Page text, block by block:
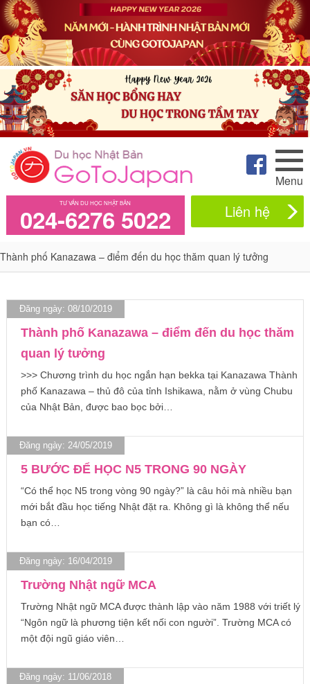
Menu
TƯ VẤN DU HỌC NHẬT BẢN
024-6276 5022 Liên hệ
Thành phố Kanazawa – điểm đến du học thăm quan lý tưởng
Đăng ngày: 08/10/2019
Thành phố Kanazawa – điểm đến du học thăm
quan lý tưởng
>>> Chương trình du học ngắn hạn bekka tại Kanazawa Thành
phố Kanazawa – thủ đô của tỉnh Ishikawa, nằm ở vùng Chubu
của Nhật Bản, được bao bọc bởi…
Đăng ngày: 24/05/2019
5 BƯỚC ĐỂ HỌC N5 TRONG 90 NGÀY
“Có thể học N5 trong vòng 90 ngày?” là câu hỏi mà nhiều bạn
mới bắt đầu học tiếng Nhật đặt ra. Không gì là không thể nếu
bạn có…
Đăng ngày: 16/04/2019
Trường Nhật ngữ MCA
Trường Nhật ngữ MCA được thành lập vào năm 1988 với triết lý
“Ngôn ngữ là phương tiện kết nối con người”. Trường MCA có
một đội ngũ giáo viên…
Đăng ngày: 11/06/2018